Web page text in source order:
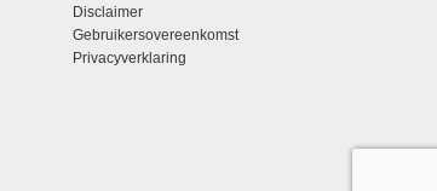
Disclaimer
Gebruikersovereenkomst
Privacyverklaring